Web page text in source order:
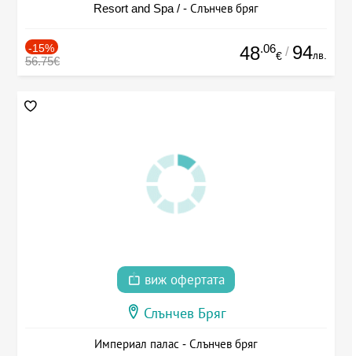
Resort and Spa / - Слънчев бряг
-15%
56.75€ 48.06
€ / 94лв.
виж офертата
Слънчев Бряг
Империал палас - Слънчев бряг